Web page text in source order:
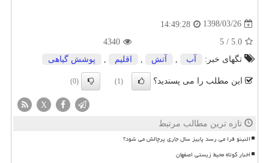
1398/03/26
14:49:28
5.0
/
5
4340
تگهای خبر:
آب آتش اقلیم پوشش گیاهی
این مطلب را می پسندید؟ (1)
(0)
X
تازه ترین مطالب مرتبط
النینو فرا می رسد پاییز سال جاری پرچالش می شود؟
اخبار کوتاه محیط زیستی اصفهان